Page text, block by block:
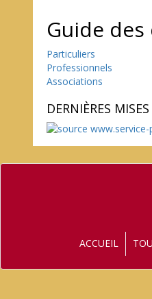
Guide
Particuliers
Professionnels
Associations
DERNIÈRES
ACCUEIL